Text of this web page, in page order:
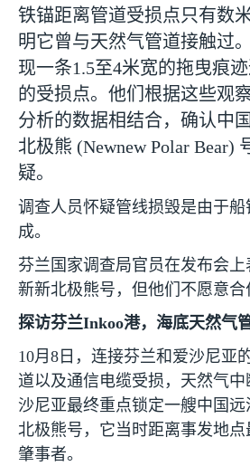
铁锚距离管道受损点只有数
明它曾与天然气管道接触过
现一条1.5至4米宽的拖曳痕
的受损点。他们根据这些观
分析的数据相结合，确认中
北极熊 (Newnew Polar Bear)
疑。
调查人员怀疑管线损毁是由于
成。
芬兰国家调查局官员在发布会
新新北极熊号，但他们不愿意合
探访芬兰Inkoo港，海底天然气
10月 8 日，连接芬兰和爱沙尼亚
道以及通信电缆受损，天然气
沙尼亚最终重点锁定一艘中国
北极熊号，它当时距离事发地
肇事者。